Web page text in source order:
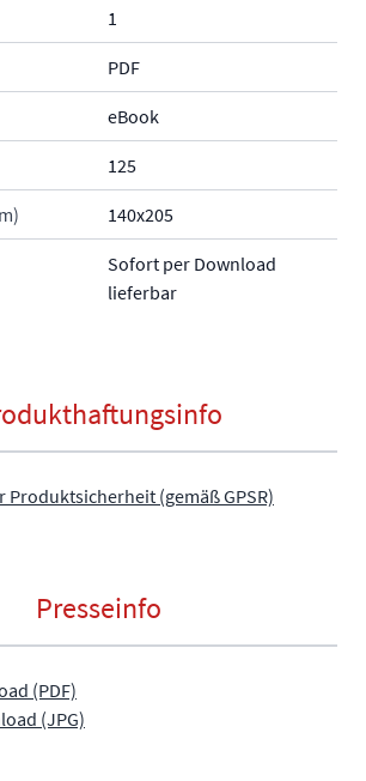
1
PDF
eBook
125
140x205
Sofort per Download
lieferbar
(gemäß GPSR)
Presseinfo
(PDF)
(JPG)